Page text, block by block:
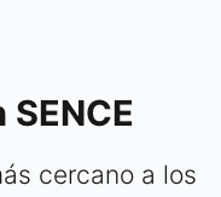
cercano a los